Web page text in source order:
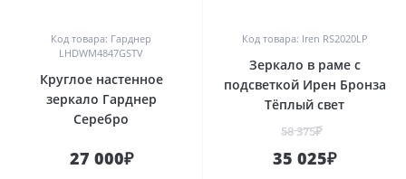
Код товара: Гарднер
LHDWM4847GSTV
Круглое настенное
зеркало Гарднер
Серебро
27 000₽
Код товара: Iren RS2020LP
Зеркало в раме с
подсветкой Ирен Бронза
Тёплый свет
58 375₽
35 025₽